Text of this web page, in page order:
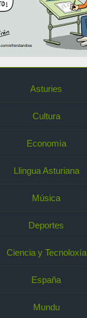
Asturies
Cultura
Economía
Llingua Asturiana
Música
Deportes
Ciencia y Tecnoloxía
España
Mundu